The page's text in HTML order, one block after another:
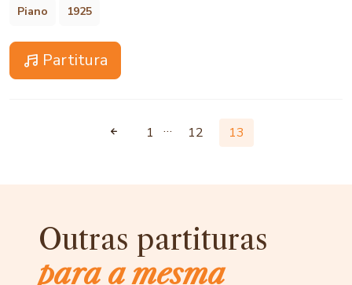
Piano 1925
Partitura
1 … 12 13
Outras partituras
para a mesma